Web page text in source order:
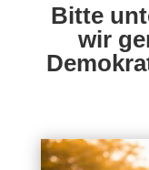
Bitte
wir